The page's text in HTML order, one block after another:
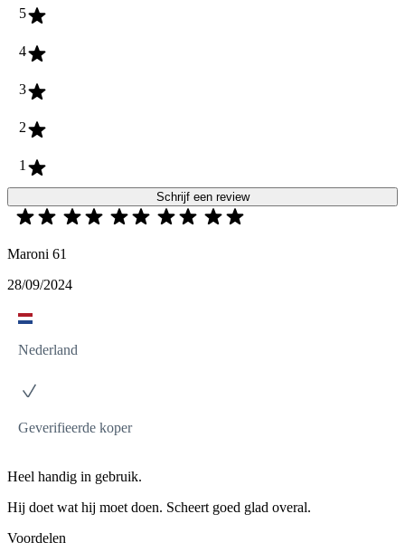
5
4
3
2
1
Schrijf een review
Maroni 61
28/09/2024
Nederland
Geverifieerde koper
Heel handig in gebruik.
Hij doet wat hij moet doen. Scheert goed glad overal.
Voordelen